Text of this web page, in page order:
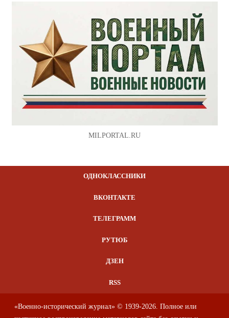
MILPORTAL.RU
ОДНОКЛАССНИКИ
ВКОНТАКТЕ
ТЕЛЕГРАММ
РУТЮБ
ДЗЕН
RSS
«Военно-исторический журнал» © 1939-2026. Полное или